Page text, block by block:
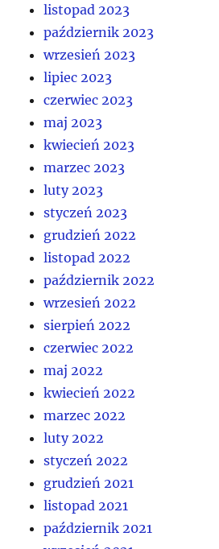
listopad 2023
październik 2023
wrzesień 2023
lipiec 2023
czerwiec 2023
maj 2023
kwiecień 2023
marzec 2023
luty 2023
styczeń 2023
grudzień 2022
listopad 2022
październik 2022
wrzesień 2022
sierpień 2022
czerwiec 2022
maj 2022
kwiecień 2022
marzec 2022
luty 2022
styczeń 2022
grudzień 2021
listopad 2021
październik 2021